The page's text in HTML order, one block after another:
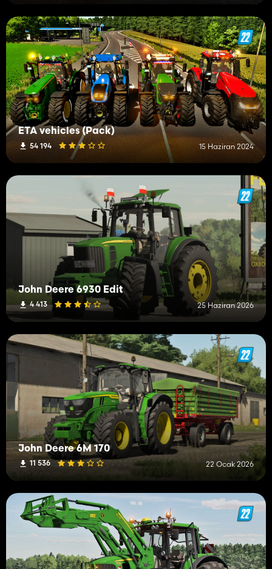
ETA vehicles (Pack)
54 194 15 Haziran 2024
John Deere 6930 Edit
4 413 25 Haziran 2026
John Deere 6M 170
11 536 22 Ocak 2026